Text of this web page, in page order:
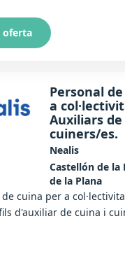
oferta
Personal
a
Auxiliars
cuiners/es.
Nealis
Castellón de la
de la Plana
de cuina per a
d'auxiliar de cuina i